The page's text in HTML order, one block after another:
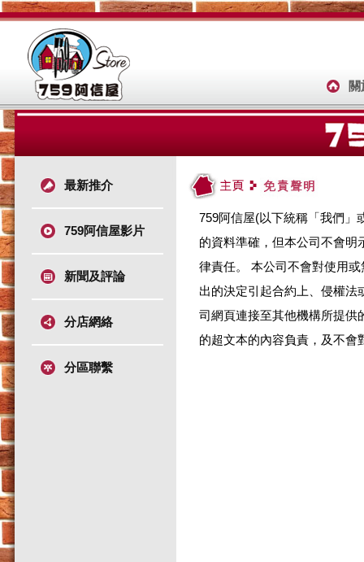
最新推介
759阿信屋影片
新聞及評論
分店網絡
分區聯繫
759阿信屋(以下統稱「我們」
的資料準確，但本公司不會明
律責任。 本公司不會對使用
出的決定引起合約上、侵權法
司網頁連接至其他機構所提供
的超文本的內容負責，及不會